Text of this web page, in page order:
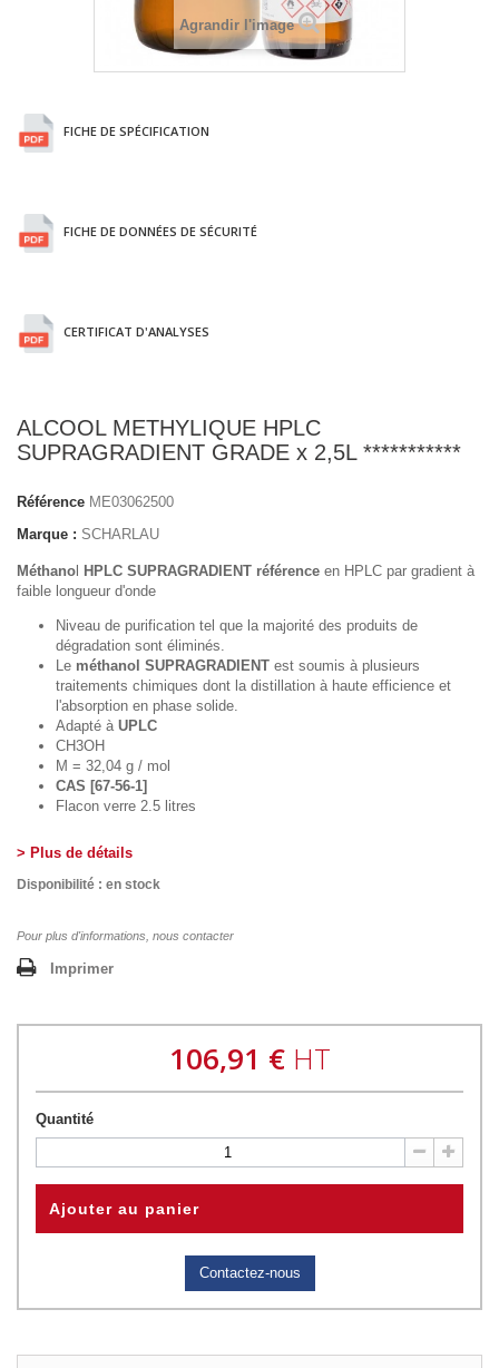
Agrandir l'image
FICHE DE SPÉCIFICATION
FICHE DE DONNÉES DE SÉCURITÉ
CERTIFICAT D'ANALYSES
ALCOOL METHYLIQUE HPLC
SUPRAGRADIENT GRADE x 2,5L ***********
Référence ME03062500
Marque : SCHARLAU
Méthano HPLC SUPRAGRADIENT référence en HPLC par gradient à
faible longueur d'onde
Niveau de purification tel que la majorité des produits de
dégradation sont éliminés.
Le méthanol SUPRAGRADIENT est soumis à plusieurs
traitements chimiques dont la distillation à haute efficience et
l'absorption en phase solide.
Adapté à UPLC
CH3OH
M = 32,04 g / mol
CAS [67-56-1]
Flacon verre 2.5 litres
> Plus de détails
Disponibilité : en stock
Pour plus d'informations, nous contacter
Imprimer
106,91 €HT
Quantité
Ajouter au panier
Contactez-nous